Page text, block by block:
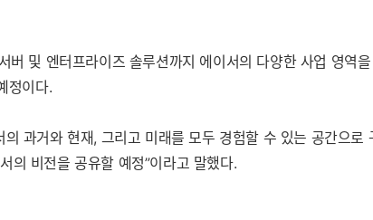
및 엔터프라이즈 솔루션까지 에이서의 다양한 사업 영역
정이다.
과거와 현재, 그리고 미래를 모두 경험할 수 있는 공간으로
의 비전을 공유할 예정”이라고 말했다.